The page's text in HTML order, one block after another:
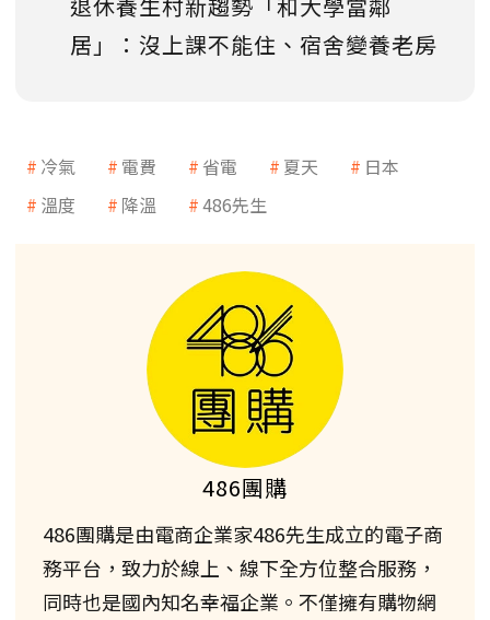
退休養生村新趨勢「和大學當鄰
居」：沒上課不能住、宿舍變養老房
冷氣 電費 省電 夏天
日本
溫度
降溫 486先生
486團購
486團購是由電商企業家486先生成立的電子商
務平台，致力於線上、線下全方位整合服務，
同時也是國內知名幸福企業。不僅擁有購物網